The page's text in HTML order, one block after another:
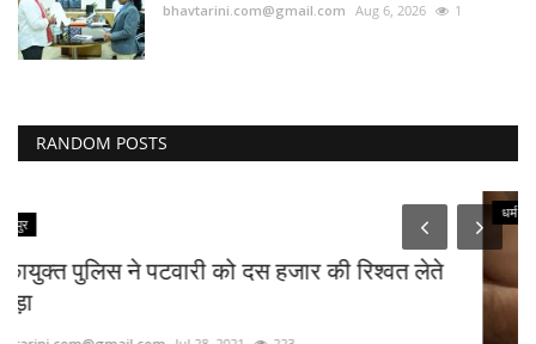
bhavtarini.com@gmail.com Aug 6, 2026 1
RANDOM POSTS
धर्म